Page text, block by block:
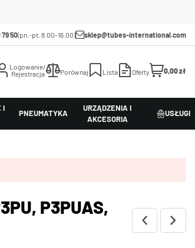
79 50(pn.-pt. 8.00-16.00) sklep@tubes-international.com
Logowanie/
Rejestracja
Porównaj Lista Oferty 0,00 zł
I
PNEUMATYKA
URZĄDZENIA I
AKCESORIA
USŁUGI
P3PUAS,